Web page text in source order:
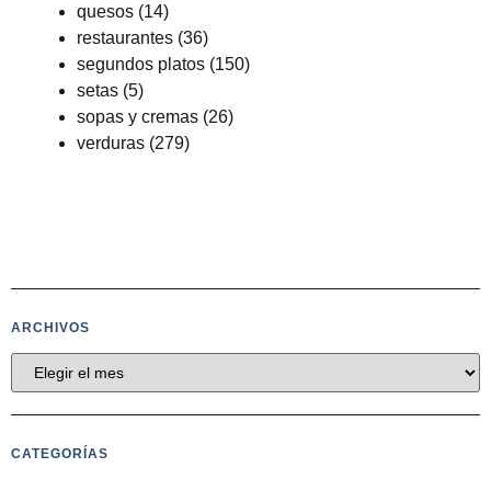
quesos (14)
restaurantes (36)
segundos platos (150)
setas (5)
sopas y cremas (26)
verduras (279)
ARCHIVOS
CATEGORÍAS